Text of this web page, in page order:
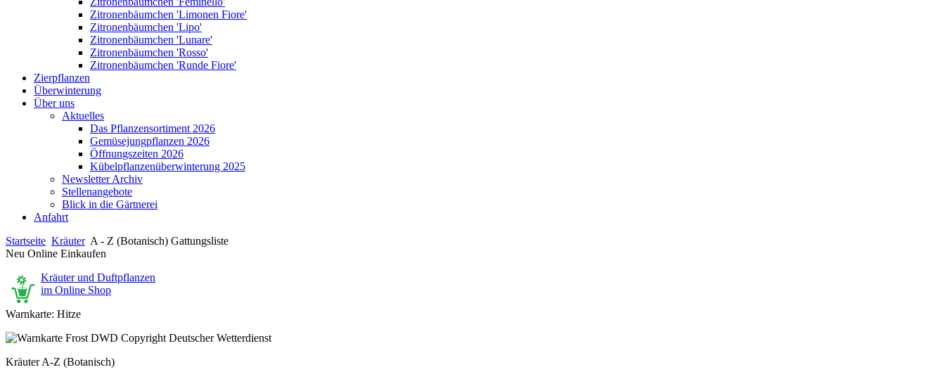
Zitronenbäumchen 'Limonen Fiore'
Zitronenbäumchen 'Lipo'
Zitronenbäumchen 'Lunare'
Zitronenbäumchen 'Rosso'
Zitronenbäumchen 'Runde Fiore'
Zierpflanzen
Überwinterung
Über uns
Aktuelles
Das Pflanzensortiment 2026
Gemüsejungpflanzen 2026
Öffnungszeiten 2026
Kübelpflanzenüberwinterung 2025
Newsletter Archiv
Stellenangebote
Blick in die Gärtnerei
Anfahrt
Startseite Kräuter A - Z (Botanisch) Gattungsliste
Neu Online Einkaufen
Kräuter und Duftpflanzen
im Online Shop
Warnkarte: Hitze
Kräuter A-Z (Botanisch)